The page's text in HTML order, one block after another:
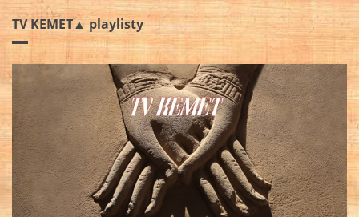
TV KEMET▲ playlisty